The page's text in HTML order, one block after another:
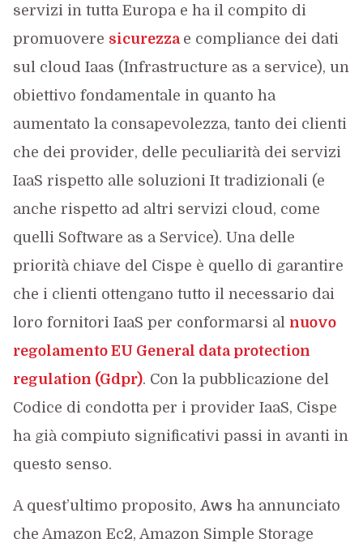
servizi in tutta Europa e ha il compito di
promuovere sicurezza e compliance dei dati
sul cloud Iaas (Infrastructure as a service), un
obiettivo fondamentale in quanto ha
aumentato la consapevolezza, tanto dei clienti
che dei provider, delle peculiarità dei servizi
IaaS rispetto alle soluzioni It tradizionali (e
anche rispetto ad altri servizi cloud, come
quelli Software as a Service). Una delle
priorità chiave del Cispe è quello di garantire
che i clienti ottengano tutto il necessario dai
loro fornitori IaaS per conformarsi al nuovo
regolamento EU General data protection
regulation (Gdpr). Con la pubblicazione del
Codice di condotta per i provider IaaS, Cispe
ha già compiuto significativi passi in avanti in
questo senso.
A quest’ultimo proposito, Aws ha annunciato
che Amazon Ec2, Amazon Simple Storage